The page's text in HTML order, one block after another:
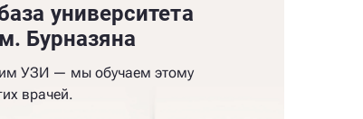
университета
Бурназяна
УЗИ — мы обучаем этому
врачей.